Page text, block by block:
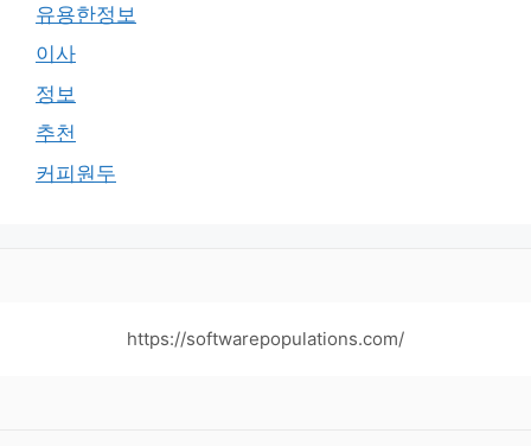
유용한정보
이사
정보
추천
커피원두
https://softwarepopulations.com/